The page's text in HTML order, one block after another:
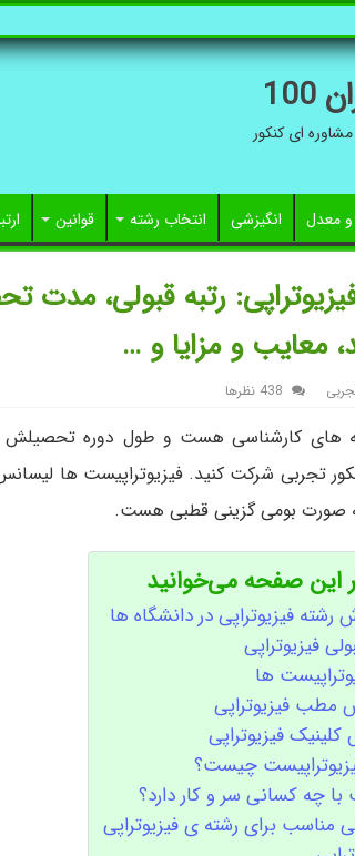
ای کنکور
و معدل انگیزشی انتخاب رشته قوانین
رتبه قبولی، مدت
معایب و مزایا و …
438 نظرها
کنکور تجربی شرکت کنید. فیزیوتراپیست ها
صورت بومی گزینی قطبی هست.
این صفحه می‌خوانید
فیزیوتراپی در دانشگاه ها
فیزیوتراپی
ها
مطب فیزیوتراپی
فیزیوتراپی
چیست؟
با چه کسانی سر و کار دارد؟
برای رشته ی فیزیوتراپی